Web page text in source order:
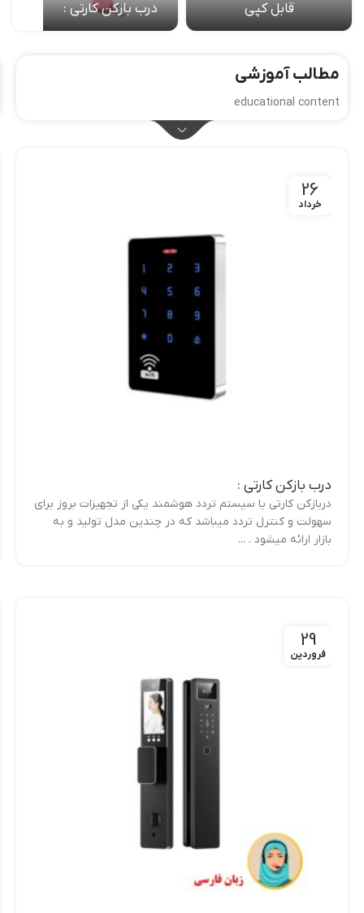
قابل کپی
درب بازکن کارتی :
مطالب آموزشی
educational content
26
خرداد
درب بازکن کارتی :
دربازکن کارتی یا سیستم تردد هوشمند یکی از تجهیزات بروز برای
سهولت و کنترل تردد میباشد که در چندین مدل تولید و به
بازار ارائه میشود . ...
29
فروردین